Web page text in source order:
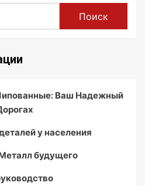
Поиск
Ваш Надежный
у населения
будущего